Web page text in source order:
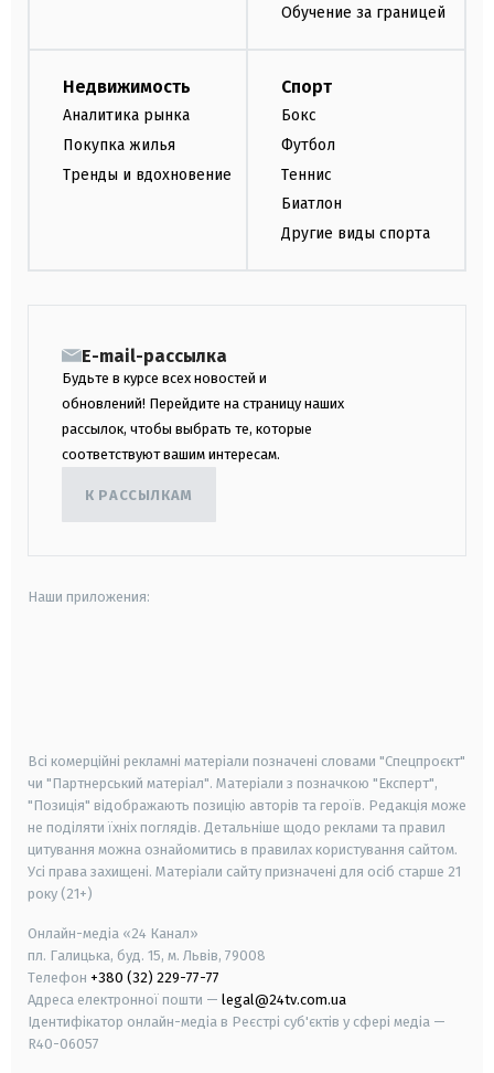
Обучение за границей
Недвижимость
Аналитика рынка
Покупка жилья
Тренды и вдохновение
Спорт
Бокс
Футбол
Теннис
Биатлон
Другие виды спорта
E-mail-рассылка
Будьте в курсе всех новостей и
обновлений! Перейдите на страницу наших
рассылок, чтобы выбрать те, которые
соответствуют вашим интересам.
К РАССЫЛКАМ
Наши приложения:
Всі комерційні рекламні матеріали позначені словами "Спецпроєкт"
чи "Партнерський матеріал". Матеріали з позначкою "Експерт",
"Позиція" відображають позицію авторів та героїв. Редакція може
не поділяти їхніх поглядів. Детальніше щодо реклами та правил
цитування можна ознайомитись в правилах користування сайтом.
Усі права захищені. Матеріали сайту призначені для осіб старше 21
року (21+)
Онлайн-медіа «24 Канал»
пл. Галицька, буд. 15, м. Львів, 79008
Телефон +380 (32) 229-77-77
Адреса електронної пошти — legal@24tv.com.ua
Ідентифікатор онлайн-медіа в Реєстрі суб'єктів у сфері медіа —
R40-06057